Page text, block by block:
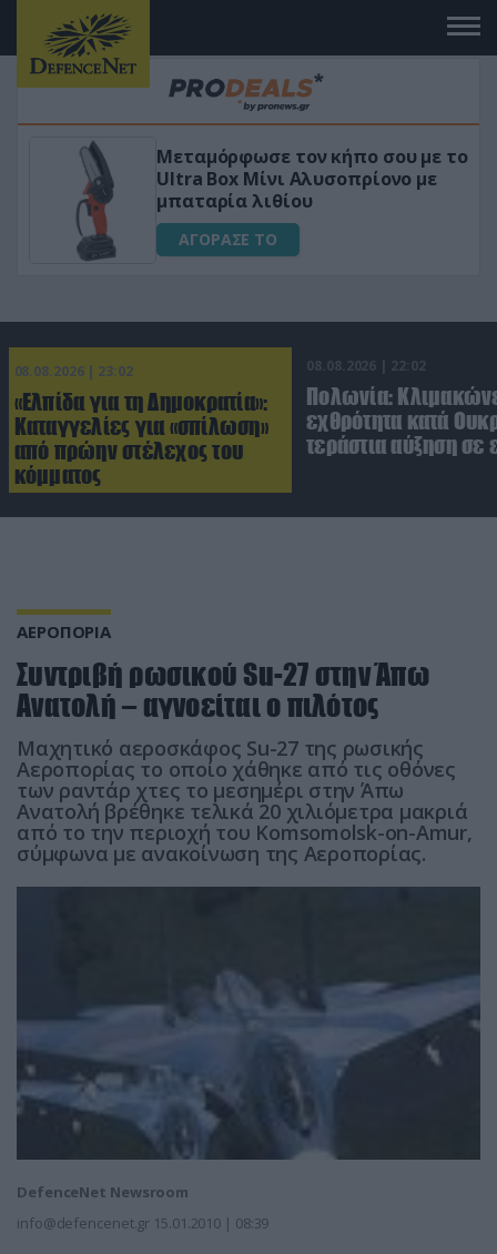
σου με το
«Μαγική» φόρμουλα
για αύξηση της λίμπιντο
ΑΓΟΡΑΣΕ ΤΟ
08.08.2026 | 23:02
«Ελπίδα για τη Δημοκρατία»:
Καταγγελίες για «σπίλωση»
από πρώην στέλεχος του
κόμματος
08.08.2026 | 22:02
Πολωνία:
εχθρότητα κατά
τεράστια αύξηση σε
ΑΕΡΟΠΟΡΙΑ
Συντριβή ρωσικού Su-27 στην Άπω
Ανατολή – αγνοείται ο πιλότος
Μαχητικό αεροσκάφος Su-27 της ρωσικής
Αεροπορίας το οποίο χάθηκε από τις οθόνες
των ραντάρ χτες το μεσημέρι στην Άπω
Ανατολή βρέθηκε τελικά 20 χιλιόμετρα μακριά
από το την περιοχή του Komsomolsk-on-Amur,
σύμφωνα με ανακοίνωση της Αεροπορίας.
DefenceNet Newsroom
info@defencenet.gr 15.01.2010 | 08:39